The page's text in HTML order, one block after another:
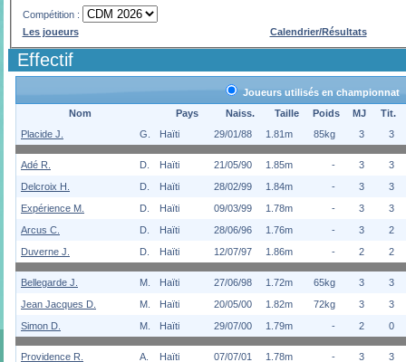
Compétition :
Les joueurs
Calendrier/Résultats
Effectif
Joueurs utilisés en championnat
Nom
Pays Naiss. Taille Poids MJ
Tit.
Placide J.
G. Haïti 29/01/88 1.81m 85kg 3 3
Adé R. D. Haïti 21/05/90 1.85m - 3
3
Delcroix H.
D. Haïti 28/02/99 1.84m - 3
3
Expérience M.
D. Haïti 09/03/99 1.78m - 3
3
Arcus C.
D. Haïti 28/06/96 1.76m - 3
2
Duverne J.
D. Haïti 12/07/97 1.86m - 2 2
Bellegarde J. M. Haïti 27/06/98 1.72m 65kg 3
3
Jean Jacques D.
M. Haïti 20/05/00 1.82m 72kg 3
3
Simon D.
M. Haïti 29/07/00 1.79m - 2 0
Providence R. A. Haïti 07/07/01 1.78m - 3
3